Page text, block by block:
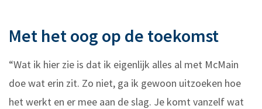
Met het oog op de toekomst
“Wat ik hier zie is dat ik eigenlijk alles al met McMain
doe wat erin zit. Zo niet, ga ik gewoon uitzoeken hoe
het werkt en er mee aan de slag. Je komt vanzelf wat